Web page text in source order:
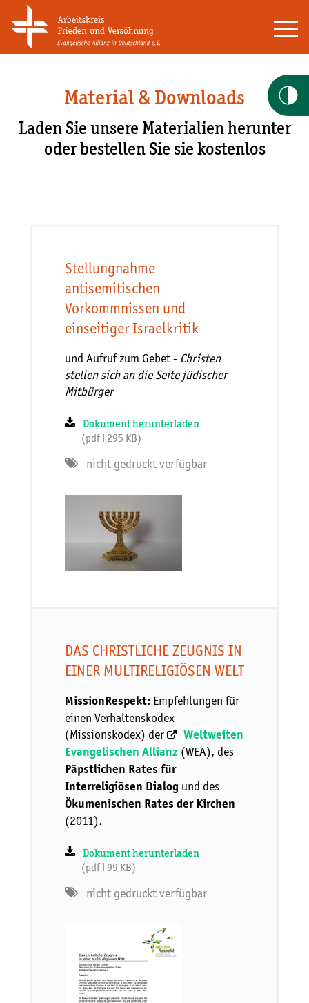
Material & Downloads
Laden Sie unsere Materialien herunter
oder bestellen Sie sie kostenlos
Stellungnahme
antisemitischen
Vorkommnissen und
einseitiger Israelkritik
und Aufruf zum Gebet - Christen
stellen sich an die Seite jüdischer
Mitbürger
Dokument herunterladen
(pdf ǀ 295 KB)
nicht gedruckt verfügbar
DAS CHRISTLICHE ZEUGNIS IN
EINER MULTIRELIGIÖSEN WELT
MissionRespekt: Empfehlungen für
einen Verhaltenskodex
(Missionskodex) der
Weltweiten
Evangelischen Allianz (WEA), des
Päpstlichen Rates für
Interreligiösen Dialog und des
Ökumenischen Rates der Kirchen
(2011).
Dokument herunterladen
(pdf ǀ 99 KB)
nicht gedruckt verfügbar